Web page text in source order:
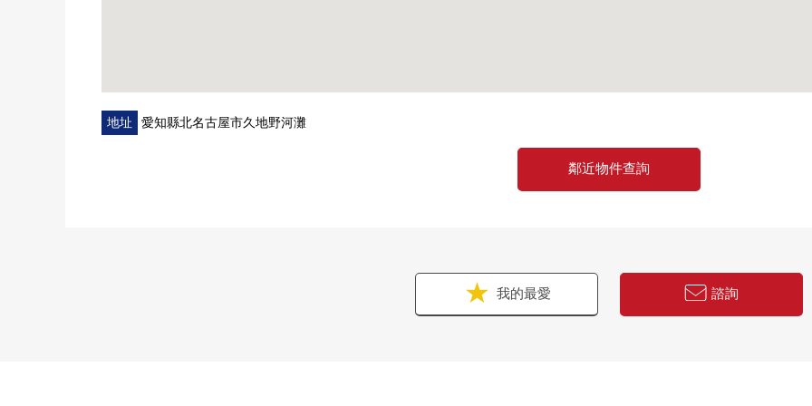
地址 愛知縣北名古屋市久地野河灘
鄰近物件查詢
我的最愛 諮詢